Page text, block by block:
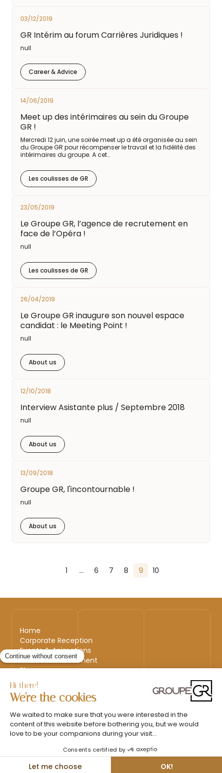
03/12/2019
GR Intérim au forum Carrières Juridiques !
null
Career & Advice
14/06/2019
Meet up des intérimaires au sein du Groupe
GR !
Mercredi 12 juin, une soirée meet up a été organisée au sein
du Groupe GR pour récompenser le travail et la fidélité des
intérimaires du groupe. A cet…
Les coulisses de GR
23/05/2019
Le Groupe GR, l’agence de recrutement en
face de l’Opéra !
null
Les coulisses de GR
26/04/2019
Le Groupe GR inaugure son nouvel espace
candidat : le Meeting Point !
null
About us
12/10/2018
Interview Asistante plus / Septembre 2018
null
About us
13/09/2018
Groupe GR, l'incontournable !
null
About us
1 … 6 7 8 9 10
Home
Corporate Reception
Events & Animations
Interim & Recruitment
Blog